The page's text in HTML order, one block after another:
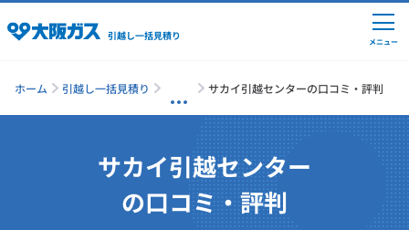
引越し一括見積り
引越しの準備
引越し費用の相場
メニュー
ホーム 引越し一括見積り サカイ引越センターの口コミ・評判
サカイ引越センター
の口コミ・評判